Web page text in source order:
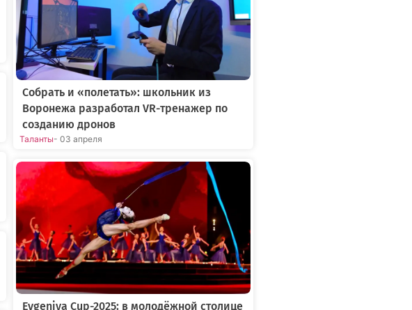
Собрать и «полетать»: школьник из
Воронежа разработал VR-тренажер по
созданию дронов
Таланты- 03 апреля
Evgeniya Cup-2025: в молодёжной столице